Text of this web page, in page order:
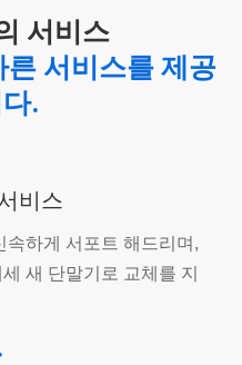
서비스
른 서비스를 제공
.
비스
속하게 서포트 해드리며,
새 단말기로 교체를 지